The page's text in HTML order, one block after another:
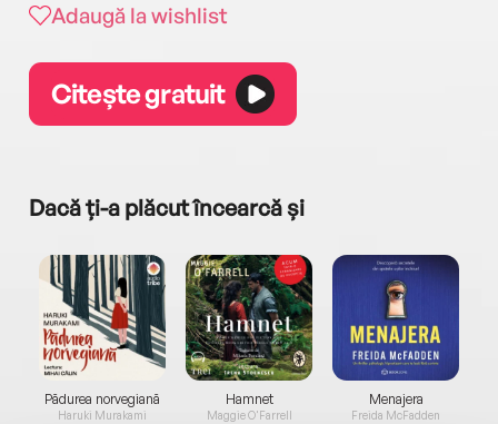
Adaugă la wishlist
Citește gratuit
Dacă ți-a plăcut încearcă și
Pădurea norvegiană
Haruki Murakami
Hamnet
Maggie O'Farrell
Menajera
Freida McFadden